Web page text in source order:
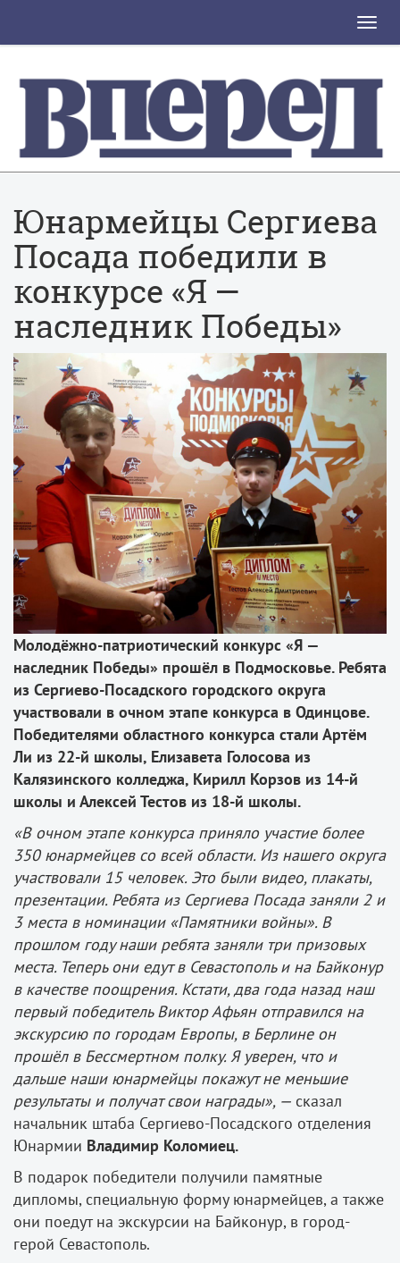
Toggle
Юнармейцы Сергиева
Посада победили в
конкурсе «Я —
наследник Победы»
Молодёжно-патриотический конкурс «Я —
наследник Победы» прошёл в Подмосковье. Ребята
из Сергиево-Посадского городского округа
участвовали в очном этапе конкурса в Одинцове.
Победителями областного конкурса стали Артём
Ли из 22-й школы, Елизавета Голосова из
Калязинского колледжа, Кирилл Корзов из 14-й
школы и Алексей Тестов из 18-й школы.
«В очном этапе конкурса приняло участие более
350 юнармейцев со всей области. Из нашего округа
участвовали 15 человек. Это были видео, плакаты,
презентации. Ребята из Сергиева Посада заняли 2 и
3 места в номинации «Памятники войны». В
прошлом году наши ребята заняли три призовых
места. Теперь они едут в Севастополь и на Байконур
в качестве поощрения. Кстати, два года назад наш
первый победитель Виктор Афьян отправился на
экскурсию по городам Европы, в Берлине он
прошёл в Бессмертном полку. Я уверен, что и
дальше наши юнармейцы покажут не меньшие
результаты и получат свои награды», — сказал
начальник штаба Сергиево-Посадского отделения
Юнармии Владимир Коломиец.
В подарок победители получили памятные
дипломы, специальную форму юнармейцев, а также
они поедут на экскурсии на Байконур, в город-
герой Севастополь.